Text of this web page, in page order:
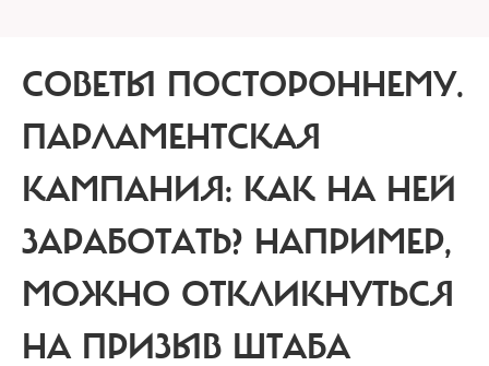
СОВЕТЫ ПОСТОРОННЕМУ.
ПАРЛАМЕНТСКАЯ
КАМПАНИЯ: КАК НА НЕЙ
ЗАРАБОТАТЬ? НАПРИМЕР,
МОЖНО ОТКЛИКНУТЬСЯ
НА ПРИЗЫВ ШТАБА